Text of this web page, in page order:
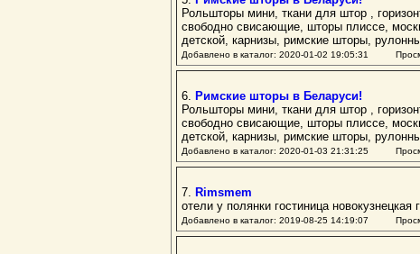
Рольшторы мини, ткани для штор ,
свободно свисающие, шторы плиссе,
детской, карнизы, римские шторы,
Добавлено в каталог: 2020-01-02 19:05:31
6. Римские шторы в Беларуси!
Рольшторы мини, ткани для штор ,
свободно свисающие, шторы плиссе,
детской, карнизы, римские шторы,
Добавлено в каталог: 2020-01-03 21:31:25
7. Rimsmem
отели у полянки гостиница новокузнецкая
Добавлено в каталог: 2019-08-25 14:19:07